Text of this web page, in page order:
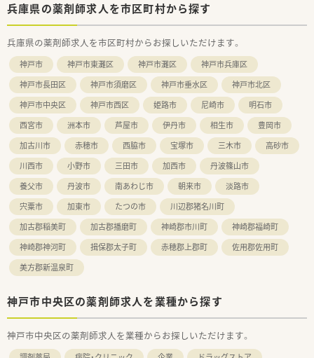
働けます。
・薬剤師の専門性を発揮しながらオフィス業務で営業所のサポー
トをしたい方
・土日祝休み、残業少なめ環境でライフワークバランスを重視し
たい方
・責任感・コミュニケーションに自信がある方歓迎
≪法人特徴≫
■プライム市場上場の国内外に拠点を持つグローバル企業で
す。
■ジェネリック医薬品の専業メーカーとして700品目以上をラ
インナップし、医療費削減、患者様負担軽減に貢献しています。
■原薬の確保から生産、物流、営業まで一貫した供給体制を確立
し、医療現場のニーズに責任を持って対応しています。
■会社都合の転勤はありません。世帯主には住宅補助あり。
■中途入社の方向けの研修制度も完備。そのほか資格取得研修
やキャリアアップの為の階層別研修もございます。
■福利厚生や休暇制度も充実しています♪
兵庫県の薬剤師求人を市区町村から探す
兵庫県の薬剤師求人を市区町村からお探しいただけます。
神戸市 神戸市東灘区 神戸市灘区
神戸市兵庫区
神戸市長田区
神戸市須磨区 神戸市垂水区
神戸市北区
神戸市中央区
神戸市西区 姫路市 尼崎市
明石市
西宮市
洲本市 芦屋市 伊丹市 相生市
豊岡市
加古川市
赤穂市 西脇市 宝塚市 三木市
高砂市
川西市
小野市 三田市 加西市
丹波篠山市
養父市
丹波市 南あわじ市 朝来市
淡路市
宍粟市
加東市 たつの市
川辺郡猪名川町
加古郡稲美町
加古郡播磨町 神崎郡市川町
神崎郡福崎町
神崎郡神河町
揖保郡太子町 赤穂郡上郡町
佐用郡佐用町
美方郡新温泉町
神戸市中央区の薬剤師求人を業種から探す
神戸市中央区の薬剤師求人を業種からお探しいただけます。